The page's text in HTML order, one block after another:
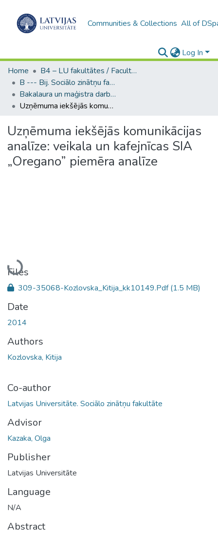
Communities & Collections All of
Log In
Home
B4 – LU fakultātes / Faculties of the UL
B --- Bij. Sociālo zinātņu fakultātes noslēguma darbi / Faculty of Social Sciences - Graduate works
Bakalaura un maģistra darbi (SZF) / Bachelor's and Master's theses
Uzņēmuma iekšējās komunikācijas analīze: veikala un kafejnīcas SIA „Oregano” piemēra analīze
Uzņēmuma iekšējās komunikācijas
analīze: veikala un kafejnīcas SIA
„Oregano” piemēra analīze
Loading...
Files
309-35068-Kozlovska_Kitija_kk10149.Pdf(1.5 MB)
Date
2014
Authors
Kozlovska, Kitija
Co-author
Latvijas Universitāte. Sociālo zinātņu fakultāte
Advisor
Kazaka, Olga
Publisher
Latvijas Universitāte
Language
N/A
Abstract